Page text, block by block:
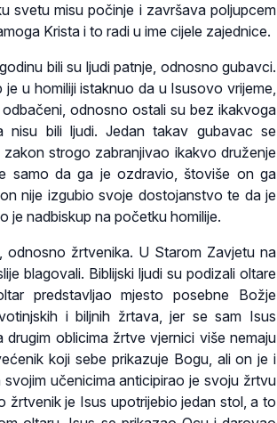
svetu misu počinje i završava poljupcem
Krista i to radi u ime cijele zajednice.
bili su ljudi patnje, odnosno gubavci.
u homiliji istaknuo da u Isusovo vrijeme,
odnosno ostali su bez ikakvoga
nisu bili ljudi. Jedan takav gubavac se
strogo zabranjivao ikakvo druženje
samo da ga je ozdravio, štoviše on ga
nije izgubio svoje dostojanstvo te da je
je nadbiskup na početku homilije.
žrtvenika. U Starom Zavjetu na
blagovali. Biblijski ljudi su podizali oltare
predstavljao mjesto posebne Božje
i biljnih žrtava, jer se sam Isus
oblicima žrtve vjernici više nemaju
koji sebe prikazuje Bogu, ali on je i
učenicima anticipirao je svoju žrtvu
žrtvenik je Isus upotrijebio jedan stol, a to